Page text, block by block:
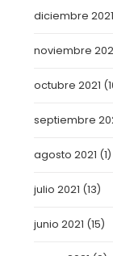
diciembre 2021
noviembre
octubre 2021
septiembre
agosto 2021 (1)
julio 2021 (13)
junio 2021 (15)